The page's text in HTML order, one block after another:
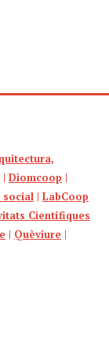
| Diomcoop |
social | LabCoop
Científiques
| Quèviure |